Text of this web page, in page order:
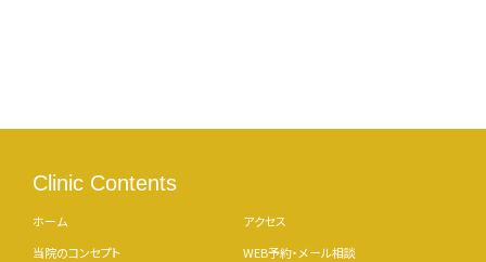
Clinic Contents
ホーム
当院のコンセプト
アクセス
WEB予約・メール相談